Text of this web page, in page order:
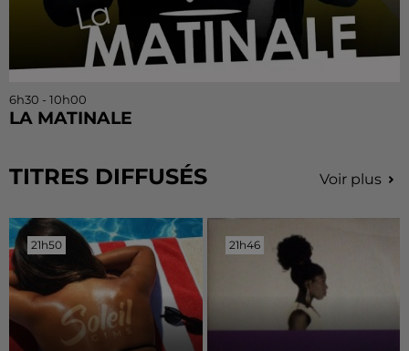
6h30 - 10h00
LA MATINALE
TITRES DIFFUSÉS Voir plus
21h50
21h50 21h46
21h46